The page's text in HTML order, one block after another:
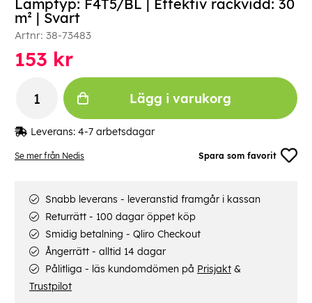
Se mer från Nedis Spara som favorit
Lamptyp: F4T5/BL | Effektiv räckvidd: 30
m² | Svart
Artnr: 38-73483
153 kr
Lägg i varukorg
Leverans: 4-7 arbetsdagar
Snabb leverans - leveranstid framgår i kassan
Returrätt - 100 dagar öppet köp
Smidig betalning - Qliro Checkout
Ångerrätt - alltid 14 dagar
Pålitliga - läs kundomdömen på Prisjakt &
Trustpilot